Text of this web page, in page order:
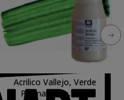
Acrilico Vallejo, Verde
Permanente, 1 ltl.